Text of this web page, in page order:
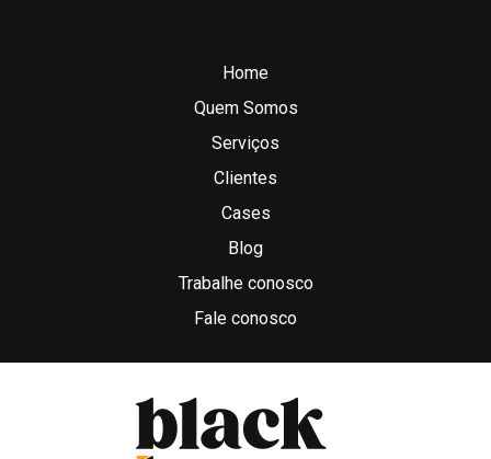
Home
Quem Somos
Serviços
Clientes
Cases
Blog
Trabalhe conosco
Fale conosco